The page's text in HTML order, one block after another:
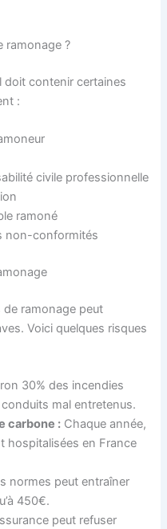
ramonage ?
doit contenir certaines
:
civile professionnelle
ramoné
non-conformités
ramonage peut
Voici quelques risques
30% des incendies
mal entretenus.
carbone : Chaque année,
hospitalisées en France
normes peut entraîner
450€.
peut refuser